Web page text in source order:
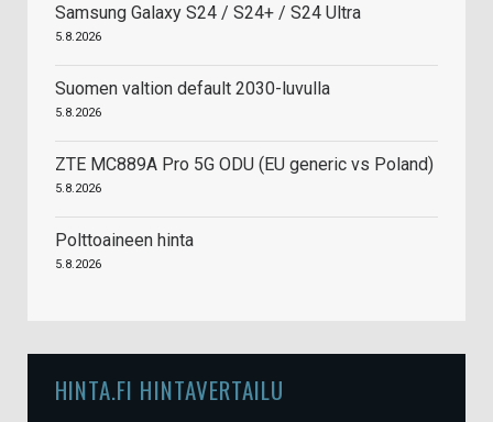
Samsung Galaxy S24 / S24+ / S24 Ultra
5.8.2026
Suomen valtion default 2030-luvulla
5.8.2026
ZTE MC889A Pro 5G ODU (EU generic vs Poland)
5.8.2026
Polttoaineen hinta
5.8.2026
HINTA.FI HINTAVERTAILU